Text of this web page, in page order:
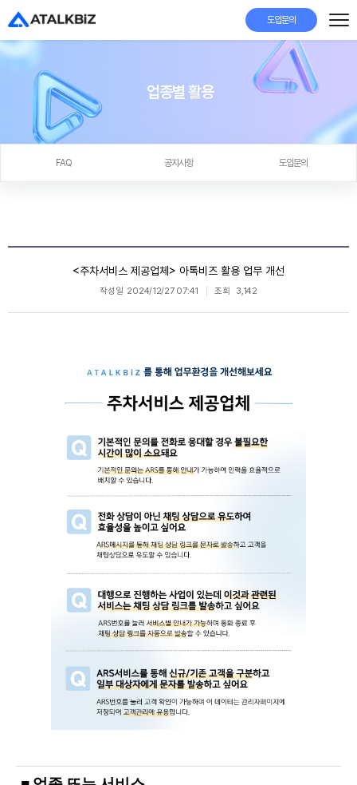
도입문의
업종별 활용
FAQ 공지사항 도입문의
<주차서비스 제공업체> 아톡비즈 활용 업무 개선
작성일 2024/12/27 07:41 조회 3,142